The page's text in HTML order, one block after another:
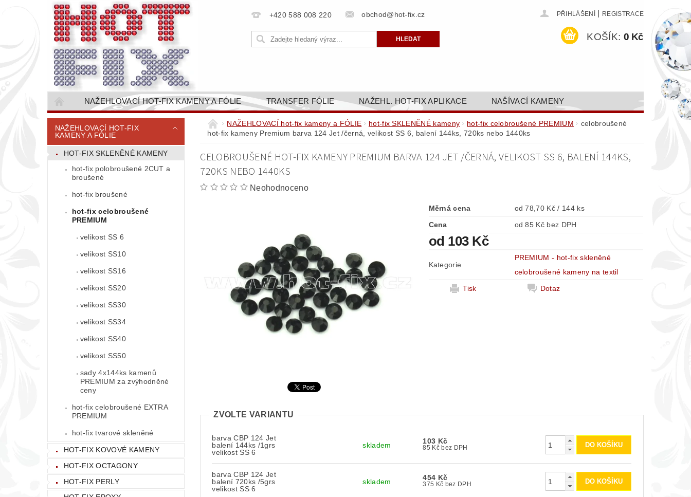
+420 588 008 220 obchod@hot-fix.cz PŘIHLÁŠENÍ REGISTRACE
KOŠÍK: 0 Kč
NAŽEHLOVACÍ HOT-FIX KAMENY A FÓLIE TRANSFER FÓLIE NAŽEHL. HOT-FIX APLIKACE NAŠÍVACÍ KAMENY
NAŠÍVACÍ KAMÍNKOVÉ ŘETĚZY / ŠTASOVÉ BORTY BAREVNICE PŘÍSLUŠENSTVÍ DOPRODEJ A SLEVY GALERIE
VŠE PRO STROJNÍ VYŠÍVÁNÍ - VYSIVACI.CZ ZAKÁZKOVÁ VÝROBA NAPIŠTE NÁM KONTAKTY FA FASHION TUNING, S.R.O.
BAREVNICE KAMENŮ NÁVODY OBCHODNÍ PODMÍNKY PRO E-SHOP HOT-FIX.CZ ZÁSADY OCHRANY OSOBNÍCH ÚDAJŮ
CENÍK DOPRAVY (NÁKLADŮ EXPEDICE) PLATNÝ OD 14. 1.2025
NAŽEHLOVACÍ HOT-FIX
KAMENY A FÓLIE
HOT-FIX SKLENĚNÉ KAMENY
hot-fix polobroušené 2CUT a
broušené
hot-fix broušené
hot-fix celobroušené
PREMIUM
velikost SS 6
velikost SS10
velikost SS16
velikost SS20
velikost SS30
velikost SS34
velikost SS40
velikost SS50
sady 4x144ks kamenů
PREMIUM za zvýhodněné
ceny
hot-fix celobroušené EXTRA
PREMIUM
hot-fix tvarové skleněné
HOT-FIX KOVOVÉ KAMENY
HOT-FIX OCTAGONY
HOT-FIX PERLY
NAŽEHLOVACÍ hot-fix kameny a FÓLIE hot-fix SKLENĚNÉ kameny hot-fix celobroušené PREMIUM
celobroušené
hot-fix kameny Premium barva 124 Jet /černá, velikost SS 6, balení 144ks, 720ks nebo 1440ks
CELOBROUŠENÉ HOT-FIX KAMENY PREMIUM BARVA 124 JET /ČERNÁ, VELIKOST SS 6, BALENÍ 144KS,
720KS NEBO 1440KS
Neohodnoceno
Měrná cena
od 78,70 Kč / 144 ks
Cena
od 85 Kč bez DPH
od 103 Kč
Kategorie
PREMIUM - hot-fix skleněné
celobroušené kameny na textil
Tisk
Dotaz
ZVOLTE VARIANTU
barva CBP 124 Jet
balení 144ks /1grs
velikost SS 6
skladem 103 Kč
85 Kč bez DPH
barva CBP 124 Jet
balení 720ks /5grs
velikost SS 6
skladem 454 Kč
375 Kč bez DPH